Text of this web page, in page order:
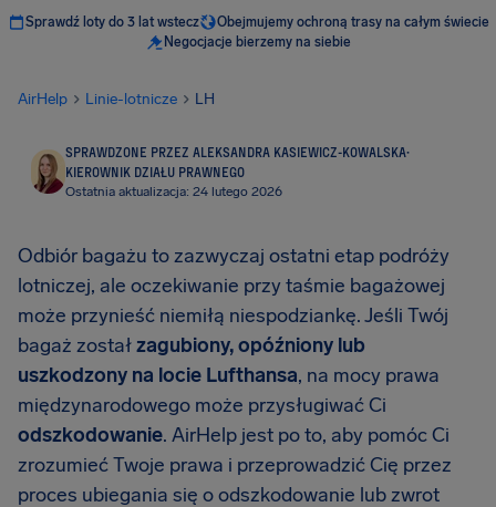
Sprawdź loty do 3 lat wstecz
Obejmujemy ochroną trasy na całym świecie
Negocjacje bierzemy na siebie
AirHelp Linie-lotnicze LH
SPRAWDZONE PRZEZ ALEKSANDRA KASIEWICZ-KOWALSKA·
KIEROWNIK DZIAŁU PRAWNEGO
Ostatnia aktualizacja: 24 lutego 2026
Odbiór bagażu to zazwyczaj ostatni etap podróży
lotniczej, ale oczekiwanie przy taśmie bagażowej
może przynieść niemiłą niespodziankę. Jeśli Twój
bagaż zostałzagubiony, opóźniony lub
uszkodzony na locie Lufthansa, na mocy prawa
międzynarodowego może przysługiwać Ci
odszkodowanie. AirHelp jest po to, aby pomóc Ci
zrozumieć Twoje prawa i przeprowadzić Cię przez
proces ubiegania się o odszkodowanie lub zwrot